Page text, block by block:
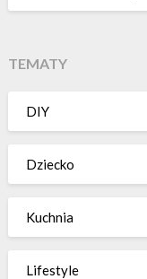
TEMATY
DIY
Dziecko
Kuchnia
Lifestyle